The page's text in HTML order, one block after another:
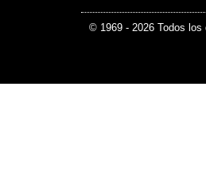
© 1969 - 2026 Todos los